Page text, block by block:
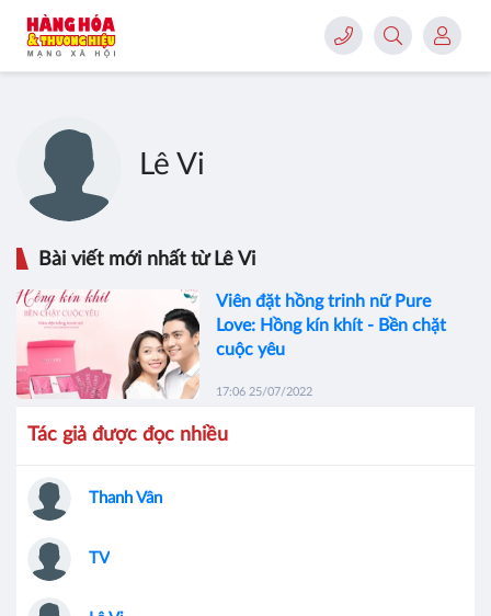
Lê Vi
Bài viết mới nhất từ Lê Vi
Viên đặt hồng trinh nữ Pure
Love: Hồng kín khít - Bền chặt
cuộc yêu
17:06 25/07/2022
Tác giả được đọc nhiều
Thanh Vân
TV